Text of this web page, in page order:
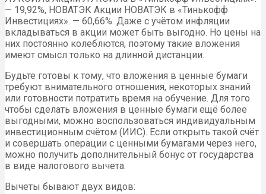
— 19,92%, НОВАТЭК Акции НОВАТЭК в «Тинькофф
Инвестициях». — 60,66%. Даже с учётом инфляции
вкладываться в акции может быть выгодно. Но цены на
них постоянно колеблются, поэтому такие вложения
имеют смысл только на длинной дистанции.
Будьте готовы к тому, что вложения в ценные бумаги
требуют внимательного отношения, некоторых знаний
или готовности потратить время на обучение. Для того
чтобы сделать вложения в ценные бумаги ещё более
выгодными, можно воспользоваться индивидуальным
инвестиционным счётом (ИИС). Если открыть такой счёт
и совершать операции с ценными бумагами через него,
можно получить дополнительный бонус от государства
в виде налогового вычета.
Вычеты бывают двух видов: